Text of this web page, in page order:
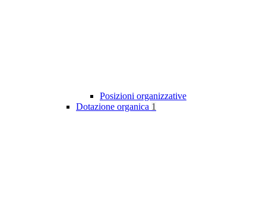
Posizioni organizzative
Dotazione organica 1